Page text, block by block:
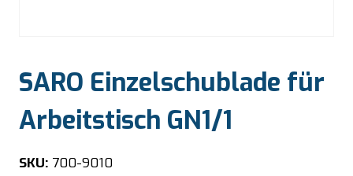
SARO Einzelschublade für
Arbeitstisch GN1/1
SKU: 700-9010